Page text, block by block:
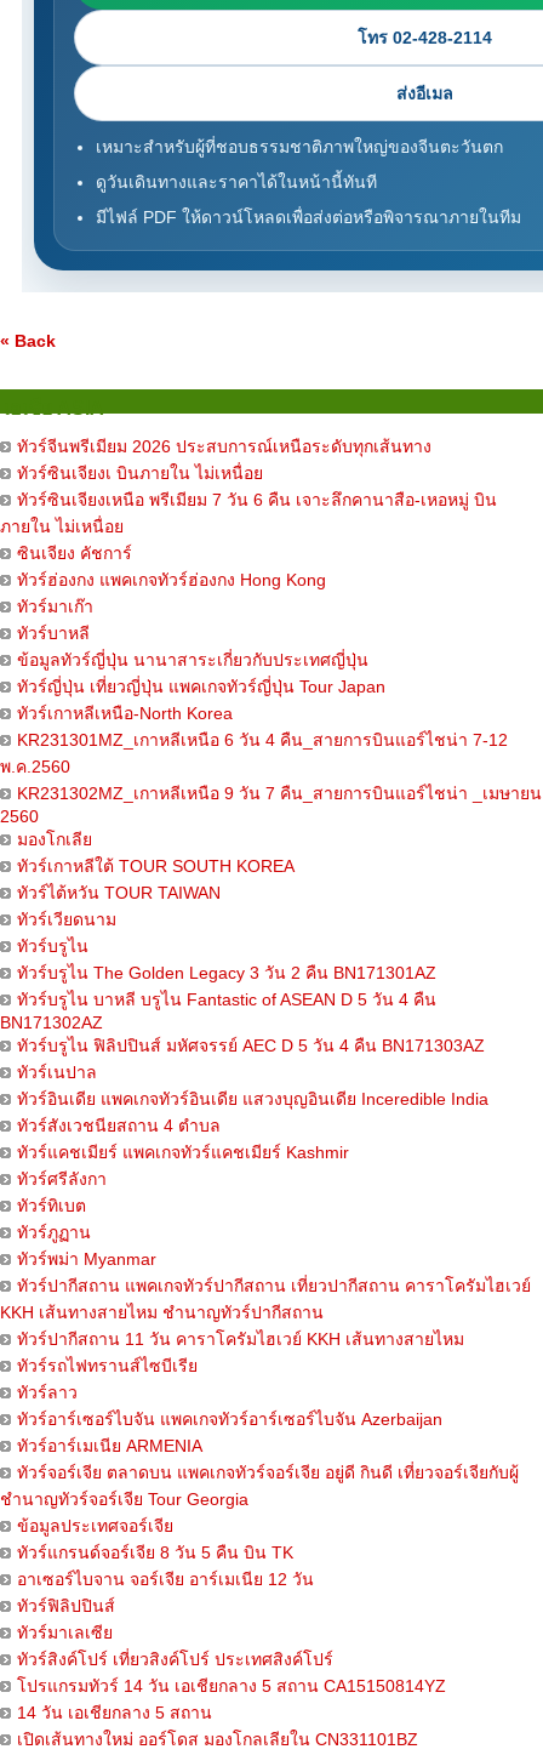
โทร 02-428-2114
ส่งอีเมล
เหมาะสำหรับผู้ที่ชอบธรรมชาติภาพใหญ่ของจีนตะวันตก
ดูวันเดินทางและราคาได้ในหน้านี้ทันที
มีไฟล์ PDF ให้ดาวน์โหลดเพื่อส่งต่อหรือพิจารณาภายในทีม
« Back
ทัวร์จีนพรีเมียม 2026 ประสบการณ์เหนือระดับทุกเส้นทาง
ทัวร์ซินเจียงเ บินภายใน ไม่เหนื่อย
ทัวร์ซินเจียงเหนือ พรีเมียม 7 วัน 6 คืน เจาะลึกคานาสือ-เหอหมู่ บิน
ภายใน ไม่เหนื่อย
ซินเจียง คัชการ์
ทัวร์ฮ่องกง แพคเกจทัวร์ฮ่องกง Hong Kong
ทัวร์มาเก๊า
ทัวร์บาหลี
ข้อมูลทัวร์ญี่ปุ่น นานาสาระเกี่ยวกับประเทศญี่ปุ่น
ทัวร์ญี่ปุ่น เที่ยวญี่ปุ่น แพคเกจทัวร์ญี่ปุ่น Tour Japan
ทัวร์เกาหลีเหนือ-North Korea
KR231301MZ_เกาหลีเหนือ 6 วัน 4 คืน_สายการบินแอร์ไชน่า 7-12
พ.ค.2560
KR231302MZ_เกาหลีเหนือ 9 วัน 7 คืน_สายการบินแอร์ไชน่า _เมษายน
2560
มองโกเลีย
ทัวร์เกาหลีใต้ TOUR SOUTH KOREA
ทัวร์ไต้หวัน TOUR TAIWAN
ทัวร์เวียดนาม
ทัวร์บรูไน
ทัวร์บรูไน The Golden Legacy 3 วัน 2 คืน BN171301AZ
ทัวร์บรูไน บาหลี บรูไน Fantastic of ASEAN D 5 วัน 4 คืน
BN171302AZ
ทัวร์บรูไน ฟิลิปปินส์ มหัศจรรย์ AEC D 5 วัน 4 คืน BN171303AZ
ทัวร์เนปาล
ทัวร์อินเดีย แพคเกจทัวร์อินเดีย แสวงบุญอินเดีย Inceredible India
ทัวร์สังเวชนียสถาน 4 ตำบล
ทัวร์แคชเมียร์ แพคเกจทัวร์แคชเมียร์ Kashmir
ทัวร์ศรีลังกา
ทัวร์ทิเบต
ทัวร์ภูฏาน
ทัวร์พม่า Myanmar
ทัวร์ปากีสถาน แพคเกจทัวร์ปากีสถาน เที่ยวปากีสถาน คาราโครัมไฮเวย์
KKH เส้นทางสายไหม ชำนาญทัวร์ปากีสถาน
ทัวร์ปากีสถาน 11 วัน คาราโครัมไฮเวย์ KKH เส้นทางสายไหม
ทัวร์รถไฟทรานส์ไซบีเรีย
ทัวร์ลาว
ทัวร์อาร์เซอร์ไบจัน แพคเกจทัวร์อาร์เซอร์ไบจัน Azerbaijan
ทัวร์อาร์เมเนีย ARMENIA
ทัวร์จอร์เจีย ตลาดบน แพคเกจทัวร์จอร์เจีย อยู่ดี กินดี เที่ยวจอร์เจียกับผู้
ชำนาญทัวร์จอร์เจีย Tour Georgia
ข้อมูลประเทศจอร์เจีย
ทัวร์แกรนด์จอร์เจีย 8 วัน 5 คืน บิน TK
อาเซอร์ไบจาน จอร์เจีย อาร์เมเนีย 12 วัน
ทัวร์ฟิลิปปินส์
ทัวร์มาเลเซีย
ทัวร์สิงค์โปร์ เที่ยวสิงค์โปร์ ประเทศสิงค์โปร์
โปรแกรมทัวร์ 14 วัน เอเชียกลาง 5 สถาน CA15150814YZ
14 วัน เอเชียกลาง 5 สถาน
เปิดเส้นทางใหม่ ออร์โดส มองโกลเลียใน CN331101BZ